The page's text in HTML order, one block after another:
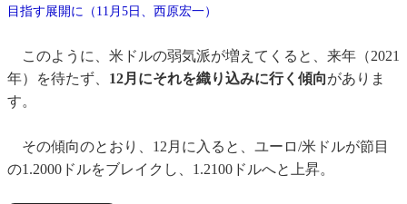
目指す展開に（11月5日、西原宏一）
このように、米ドルの弱気派が増えてくると、来年（2021
年）を待たず、 12月にそれを織り込みに行く傾向がありま
す。
その傾向のとおり、12月に入ると、ユーロ/米ドルが節目
の1.2000ドルをブレイクし、1.2100ドルへと上昇。